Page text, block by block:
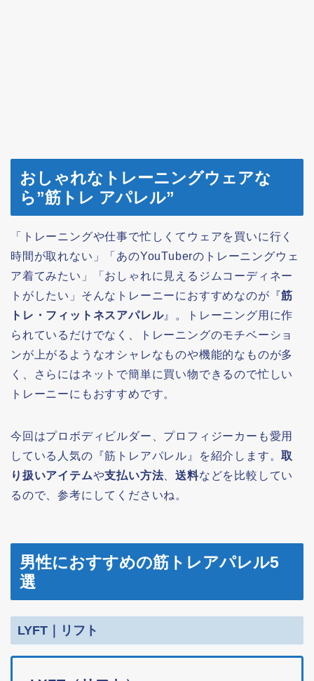
おしゃれなトレーニングウェアな
ら”筋トレ アパレル”
「トレーニングや仕事で忙しくてウェアを買いに行く
時間が取れない」「あのYouTuberのトレーニングウェ
ア着てみたい」「おしゃれに見えるジムコーディネー
トがしたい」そんなトレーニーにおすすめなのが『筋
トレ・フィットネスアパレル』。トレーニング用に作
られているだけでなく、トレーニングのモチベーショ
ンが上がるようなオシャレなものや機能的なものが多
く、さらにはネットで簡単に買い物できるので忙しい
トレーニーにもおすすめです。
今回はプロボディビルダー、プロフィジーカーも愛用
している人気の『筋トレアパレル』を紹介します。取
り扱いアイテムや支払い方法、送料などを比較してい
るので、参考にしてくださいね。
男性におすすめの筋トレアパレル5
選
LYFT｜リフト